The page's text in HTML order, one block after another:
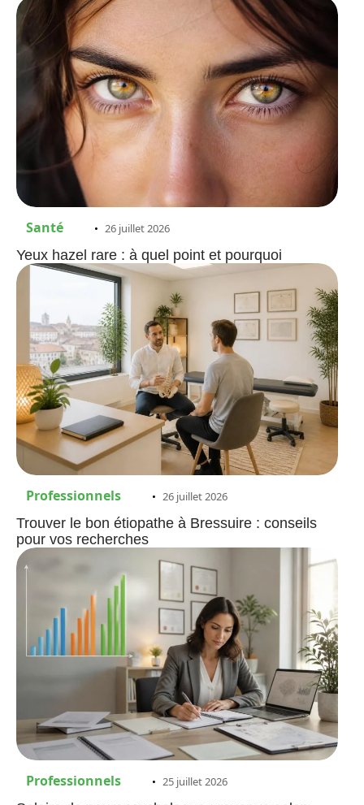
Santé 26 juillet 2026
Yeux hazel rare : à quel point et pourquoi
Professionnels 26 juillet 2026
Trouver le bon étiopathe à Bressuire : conseils
pour vos recherches
Professionnels 25 juillet 2026